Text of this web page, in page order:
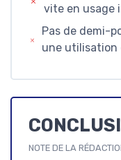
vite en usage
Pas de demi-
une utilisation
NOTE DE LA